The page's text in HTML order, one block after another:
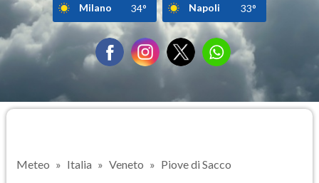
Milano 34° Napoli 33°
Meteo Italia Veneto Piove di Sacco